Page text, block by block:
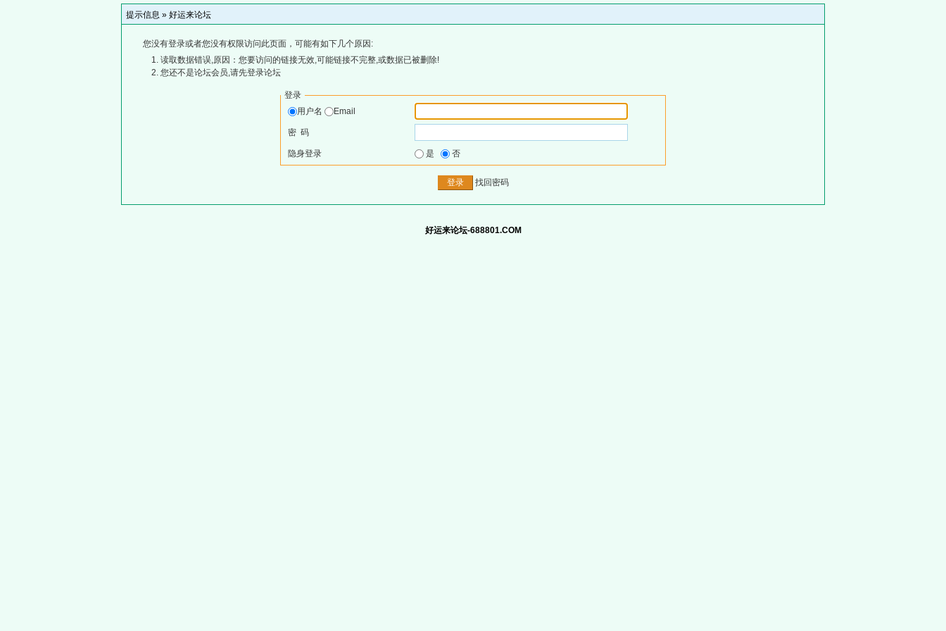
提示信息 » 好运来论坛
您没有登录或者您没有权限访问此页面，可能有如下几个原因:
读取数据错误,原因：您要访问的链接无效,可能链接不完整,或数据已被删除!
您还不是论坛会员,请先登录论坛
登录
用户名
Email
密 码
隐身登录 是 否
找回密码
好运来论坛-688801.COM